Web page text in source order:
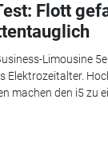
Flott
Limousine
Elektrozeitalter.
machen den i5 zu